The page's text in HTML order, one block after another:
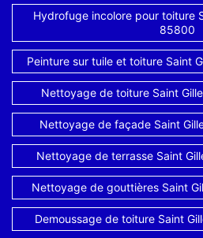
Hydrofuge incolore pour toiture
85800
Peinture sur tuile et toiture Saint
Nettoyage de toiture Saint
Nettoyage de façade Saint
Nettoyage de terrasse Saint
Nettoyage de gouttières Saint
Demoussage de toiture Saint